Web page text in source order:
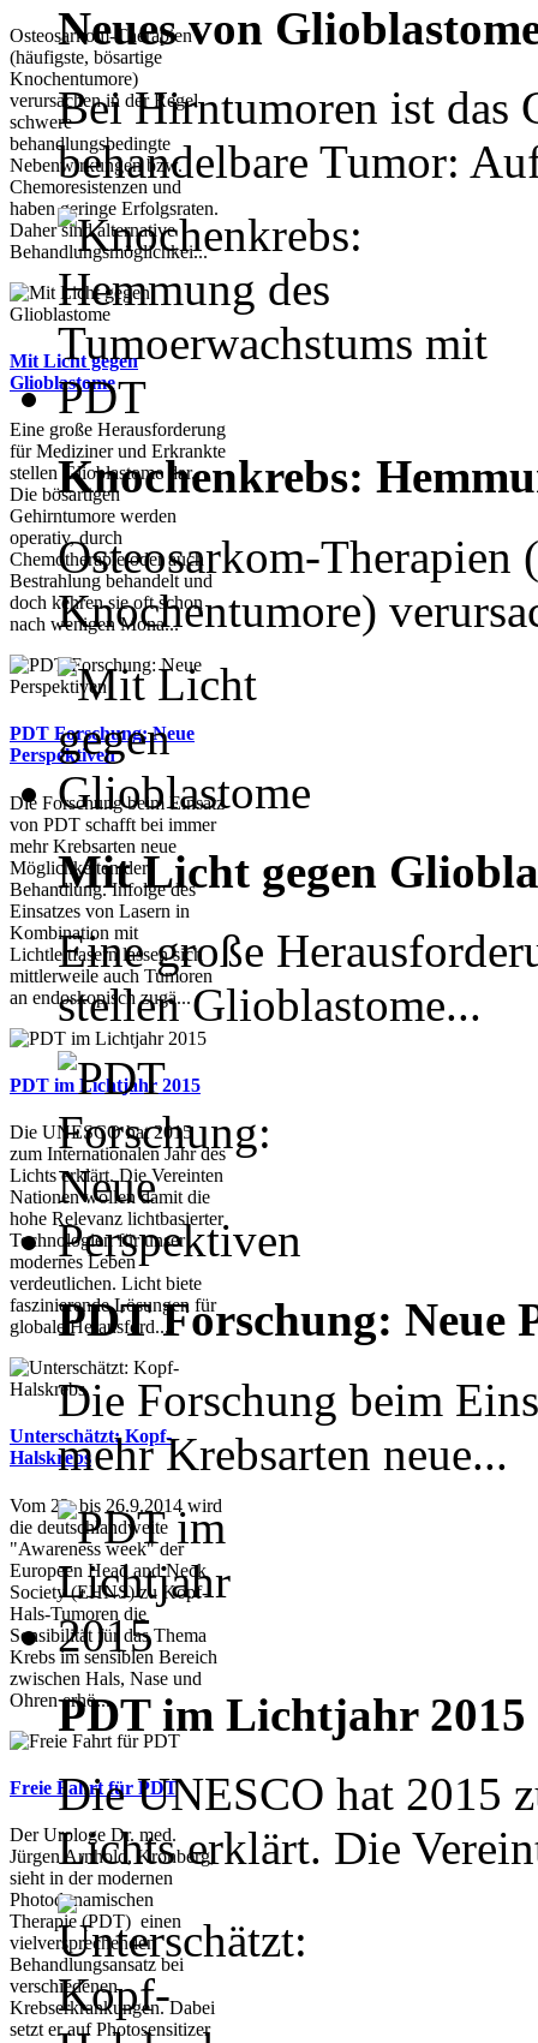
Osteosarkom-Therapien
(häufigste, bösartige
Knochentumore)
verursachen in der Regel
schwere
behandlungsbedingte
Nebenwirkungen bzw.
Chemoresistenzen und
haben geringe Erfolgsraten.
Daher sind alternative
Behandlungsmöglichkei...
Mit Licht gegen
Glioblastome
Eine große Herausforderung
für Mediziner und Erkrankte
stellen Glioblastome dar.
Die bösartigen
Gehirntumore werden
operativ, durch
Chemotherapie oder auch
Bestrahlung behandelt und
doch kehren sie oft schon
nach wenigen Mona...
PDT Forschung: Neue
Perspektiven
Die Forschung beim Einsatz
von PDT schafft bei immer
mehr Krebsarten neue
Möglichkeiten der
Behandlung. Infolge des
Einsatzes von Lasern in
Kombination mit
Lichtleitfasern lassen sich
mittlerweile auch Tumoren
an endoskopisch zugä...
PDT im Lichtjahr 2015
Die UNESCO hat 2015
zum Internationalen Jahr des
Lichts erklärt. Die Vereinten
Nationen wollen damit die
hohe Relevanz lichtbasierter
Technologien für unser
modernes Leben
verdeutlichen. Licht biete
faszinierende Lösungen für
globale Herausford...
Unterschätzt: Kopf-
Halskrebs
Vom 22. bis 26.9.2014 wird
die deutschlandweite
"Awareness week" der
Europeen Head and Neck
Society (EHNS) zu Kopf-
Hals-Tumoren die
Sensibilität für das Thema
Krebs im sensiblen Bereich
zwischen Hals, Nase und
Ohren erhö...
Freie Fahrt für PDT
Der Urologe Dr. med.
Jürgen Arnhold, Kronberg,
sieht in der modernen
Photodynamischen
Therapie (PDT) einen
vielversprechenden
Behandlungsansatz bei
verschiedenen
Krebserkrankungen. Dabei
setzt er auf Photosensitizer
Neues von
Bei Hirntumoren ist das
behandelbare Tumor:
Knochenkrebs:
Osteosarkom-Therapien
Knochentumore)
Mit Licht gegen
Eine große
stellen Glioblastome...
PDT Forschung: Neue
Die Forschung beim
mehr Krebsarten neue...
PDT im Lichtjahr 2015
Die UNESCO hat 2015
Lichts erklärt. Die